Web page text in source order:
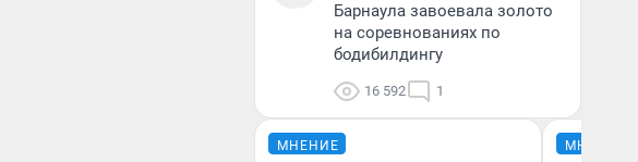
Барнаула завоевала золото
на соревнованиях по
бодибилдингу
16 592 1
МНЕНИЕ МНЕНИЕ